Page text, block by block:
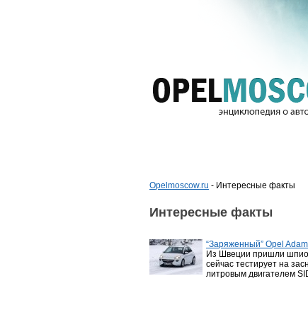
Opelmoscow.ru - Интересные факты
Интересные факты
“Заряженный” Opel
Из Швеции пришли
сейчас тестирует на
литровым двигателем